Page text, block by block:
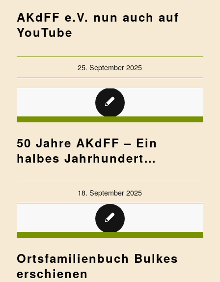
AKdFF e.V. nun auch auf
YouTube
25. September 2025
50 Jahre AKdFF – Ein
halbes Jahrhundert
18. September 2025
Ortsfamilienbuch Bulkes
erschienen